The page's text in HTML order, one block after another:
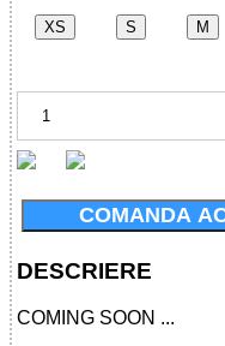
XS S M
COMANDA
DESCRIERE
COMING SOON ...